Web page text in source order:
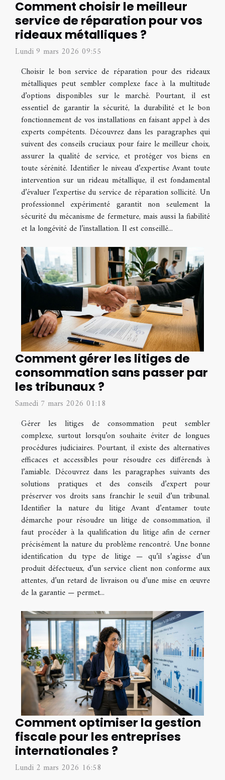
Comment choisir le meilleur
service de réparation pour vos
rideaux métalliques ?
Lundi 9 mars 2026 09:55
Choisir le bon service de réparation pour des rideaux
métalliques peut sembler complexe face à la multitude
d’options disponibles sur le marché. Pourtant, il est
essentiel de garantir la sécurité, la durabilité et le bon
fonctionnement de vos installations en faisant appel à des
experts compétents. Découvrez dans les paragraphes qui
suivent des conseils cruciaux pour faire le meilleur choix,
assurer la qualité de service, et protéger vos biens en
toute sérénité. Identifier le niveau d’expertise Avant toute
intervention sur un rideau métallique, il est fondamental
d’évaluer l’expertise du service de réparation sollicité. Un
professionnel expérimenté garantit non seulement la
sécurité du mécanisme de fermeture, mais aussi la fiabilité
et la longévité de l’installation. Il est conseillé...
Comment gérer les litiges de
consommation sans passer par
les tribunaux ?
Samedi 7 mars 2026 01:18
Gérer les litiges de consommation peut sembler
complexe, surtout lorsqu’on souhaite éviter de longues
procédures judiciaires. Pourtant, il existe des alternatives
efficaces et accessibles pour résoudre ces différends à
l’amiable. Découvrez dans les paragraphes suivants des
solutions pratiques et des conseils d’expert pour
préserver vos droits sans franchir le seuil d’un tribunal.
Identifier la nature du litige Avant d’entamer toute
démarche pour résoudre un litige de consommation, il
faut procéder à la qualification du litige afin de cerner
précisément la nature du problème rencontré. Une bonne
identification du type de litige — qu’il s’agisse d’un
produit défectueux, d’un service client non conforme aux
attentes, d’un retard de livraison ou d’une mise en œuvre
de la garantie — permet...
Comment optimiser la gestion
fiscale pour les entreprises
internationales ?
Lundi 2 mars 2026 16:58